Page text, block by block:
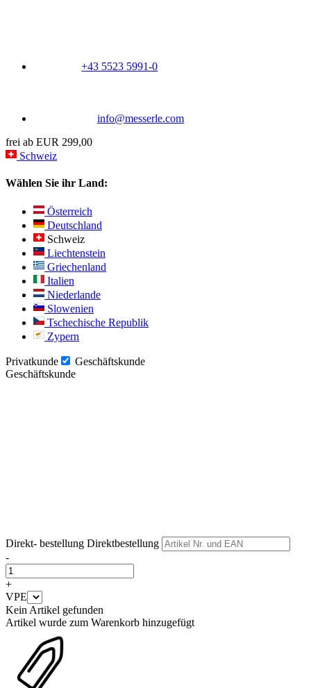
+43 5523 5991-0
info@messerle.com
frei ab EUR 299,00
Schweiz
Wählen Sie ihr Land:
Österreich
Deutschland
Schweiz
Liechtenstein
Griechenland
Italien
Niederlande
Slowenien
Tschechische Republik
Zypern
Privatkunde
Geschäftskunde
Geschäftskunde
Direkt- bestellung Direktbestellung
-
+
VPE
Kein Artikel gefunden
Artikel wurde zum Warenkorb hinzugefügt